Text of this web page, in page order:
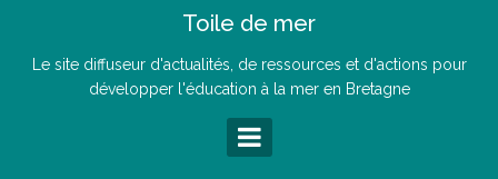
content
Toile de mer
Le site diffuseur d'actualités, de ressources et d'actions pour
développer l'éducation à la mer en Bretagne